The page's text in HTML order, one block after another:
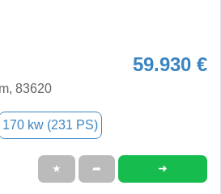
59.930 €
83620
170 kw (231 PS)
★ ➦ ➜